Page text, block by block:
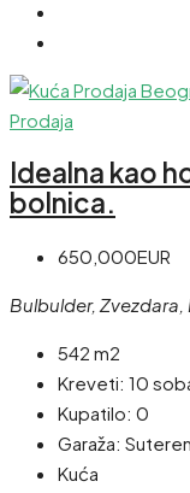
Prodaja
Idealna kao
bolnica.
650,000EUR
Bulbulder,
542 m2
Kreveti: 10
Kupatilo: 0
Garaža:
Kuća